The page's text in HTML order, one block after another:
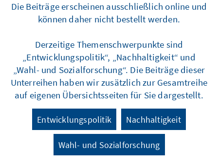
Die Beiträge erscheinen ausschließlich online und
können daher nicht bestellt werden.
Derzeitige Themenschwerpunkte sind
„Entwicklungspolitik“, „Nachhaltigkeit“ und
„Wahl- und Sozialforschung“. Die Beiträge dieser
Unterreihen haben wir zusätzlich zur Gesamtreihe
auf eigenen Übersichtsseiten für Sie dargestellt.
Entwicklungspolitik Nachhaltigkeit
Wahl- und Sozialforschung